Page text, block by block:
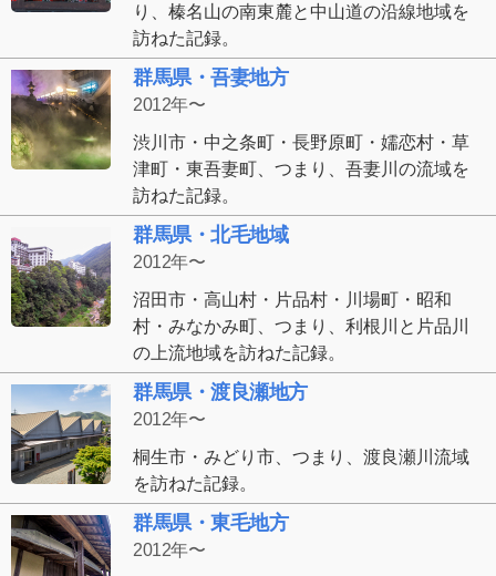
り、榛名山の南東麓と中山道の沿線地域を
訪ねた記録。
群馬県・吾妻地方
2012年〜
渋川市・中之条町・長野原町・嬬恋村・草
津町・東吾妻町、つまり、吾妻川の流域を
訪ねた記録。
群馬県・北毛地域
2012年〜
沼田市・高山村・片品村・川場町・昭和
村・みなかみ町、つまり、利根川と片品川
の上流地域を訪ねた記録。
群馬県・渡良瀬地方
2012年〜
桐生市・みどり市、つまり、渡良瀬川流域
を訪ねた記録。
群馬県・東毛地方
2012年〜